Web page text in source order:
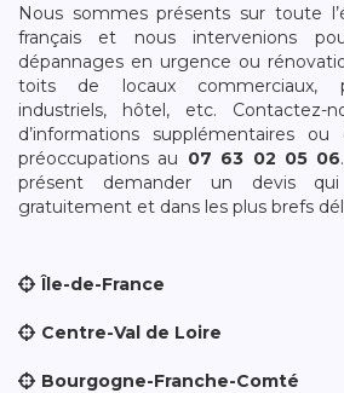
Nous sommes présents sur toute
français et nous intervenions
dépannages en urgence ou
toits de locaux commerciaux,
industriels, hôtel, etc. Contactez-
d’informations supplémentaires
préoccupations au 07 63 02 05 06
présent demander un devis
gratuitement et dans les plus brefs
Île-de-France
Centre-Val de Loire
Bourgogne-Franche-Comté